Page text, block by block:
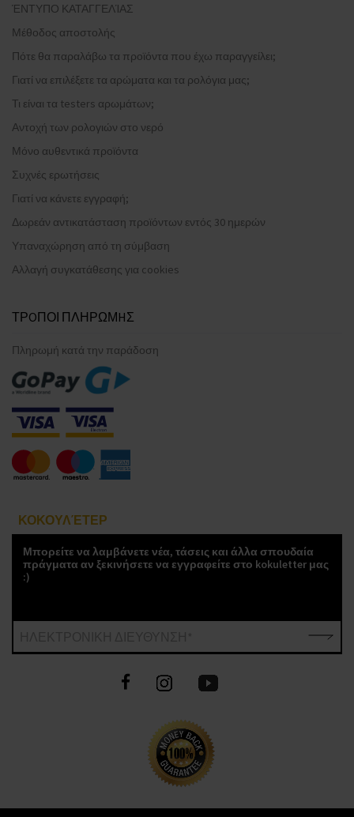
ΈΝΤΥΠΟ ΚΑΤΑΓΓΕΛΊΑΣ
Μέθοδος αποστολής
Πότε θα παραλάβω τα προϊόντα που έχω παραγγείλει;
Γιατί να επιλέξετε τα αρώματα και τα ρολόγια μας;
Τι είναι τα testers αρωμάτων;
Αντοχή των ρολογιών στο νερό
Μόνο αυθεντικά προϊόντα
Συχνές ερωτήσεις
Γιατί να κάνετε εγγραφή;
Δωρεάν αντικατάσταση προϊόντων εντός 30 ημερών
Υπαναχώρηση από τη σύμβαση
Αλλαγή συγκατάθεσης για cookies
ΤΡOΠΟΙ ΠΛΗΡΩΜHΣ
Πληρωμή κατά την παράδοση
ΚΟΚΟΥΛΈΤΕΡ
Μπορείτε να λαμβάνετε νέα, τάσεις και άλλα σπουδαία
πράγματα αν ξεκινήσετε να εγγραφείτε στο kokuletter μας
:)